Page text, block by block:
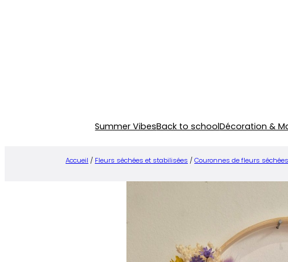
Summer VibesBack to schoolDécoration &
Accueil / Fleurs séchées et stabilisées /Couronnes de fleurs séchées